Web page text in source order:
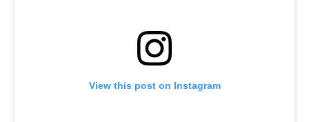
View this post on Instagram